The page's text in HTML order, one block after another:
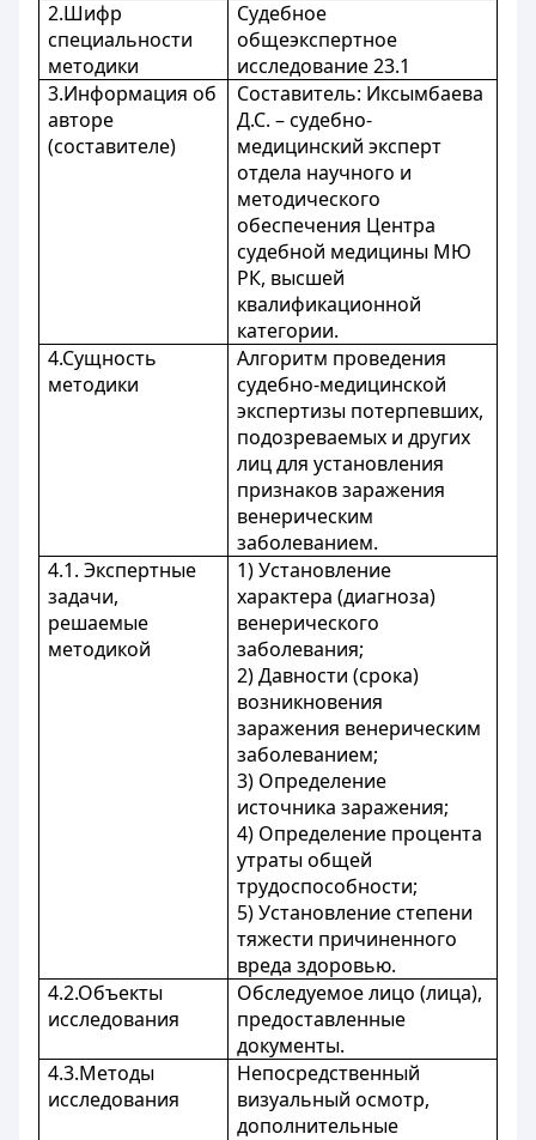
2.Шифр
специальности
методики
Судебное
общеэкспертное
исследование 23.1
3.Информация об
авторе
(составителе)
Составитель: Иксымбаева
Д.С. – судебно-
медицинский эксперт
отдела научного и
методического
обеспечения Центра
судебной медицины МЮ
РК, высшей
квалификационной
категории.
4.Сущность
методики
Алгоритм проведения
судебно-медицинской
экспертизы потерпевших,
подозреваемых и других
лиц для установления
признаков заражения
венерическим
заболеванием.
4.1. Экспертные
задачи,
решаемые
методикой
1) Установление
характера (диагноза)
венерического
заболевания;
2) Давности (срока)
возникновения
заражения венерическим
заболеванием;
3) Определение
источника заражения;
4) Определение процента
утраты общей
трудоспособности;
5) Установление степени
тяжести причиненного
вреда здоровью.
4.2.Объекты
исследования
Обследуемое лицо (лица),
предоставленные
документы.
4.3.Методы
исследования
Непосредственный
визуальный осмотр,
дополнительные